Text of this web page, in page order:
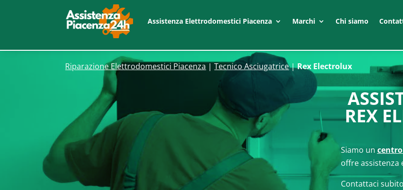
Assistenza Elettrodomestici Piacenza Marchi Chi siamo
Riparazione Elettrodomestici Piacenza |Tecnico Asciugatrice|Rex Electrolux
REX
Siamo un
offre assistenza
Contattaci